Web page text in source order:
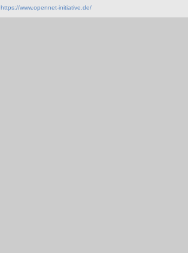
https://www.opennet-initiative.de/